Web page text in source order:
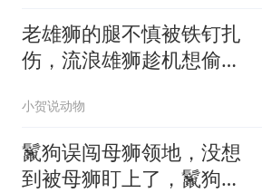
老雄狮的腿不慎被铁钉扎
伤，流浪雄狮趁机想偷袭
小贺说动物
鬣狗误闯母狮领地，没想
到被母狮盯上了，鬣狗喝